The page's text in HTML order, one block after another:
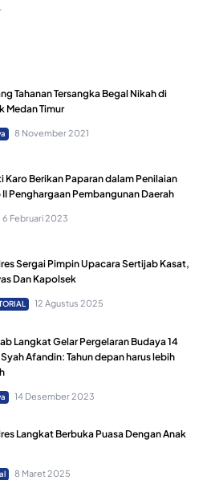
Tahanan Tersangka Begal Nikah di
Medan Timur
8 November 2021
Karo Berikan Paparan dalam Penilaian
II Penghargaan Pembangunan Daerah
6 Februari 2023
Sergai Pimpin Upacara Sertijab Kasat,
Dan Kapolsek
12 Agustus 2025
Langkat Gelar Pergelaran Budaya 14
Afandin: Tahun depan harus lebih
14 Desember 2023
Langkat Berbuka Puasa Dengan Anak
8 Maret 2025